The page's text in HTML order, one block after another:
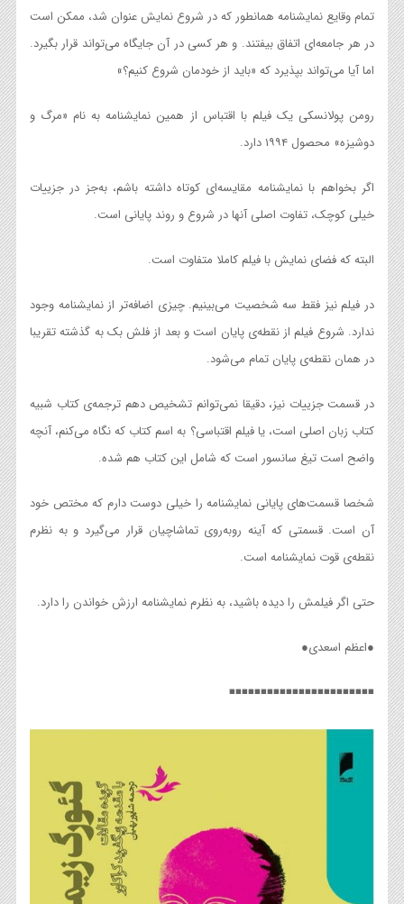
تمام وقایع نمایشنامه همانطور که در شروع نمایش عنوان شد، ممکن است
در هر جامعه‌ای اتفاق بیفتند. و هر کسی در آن جایگاه می‌تواند قرار بگیرد.
اما آیا می‌تواند بپذیرد که «باید از خودمان شروع کنیم؟»
رومن پولانسکی یک فیلم با اقتباس از همین نمایشنامه به نام «مرگ و
دوشیزه» محصول ۱۹۹۴ دارد.
اگر بخواهم با نمایشنامه مقایسه‌ای کوتاه داشته باشم، به‌جز در جزییات
خیلی کوچک، تفاوت اصلی آنها در شروع و روند پایانی است.
البته که فضای نمایش با فیلم کاملا متفاوت است.
در فیلم نیز فقط سه شخصیت می‌بینیم. چیزی اضافه‌تر از نمایشنامه وجود
ندارد. شروع فیلم از نقطه‌ی پایان است و بعد از فلش بک به گذشته تقریبا
در همان نقطه‌ی پایان تمام می‌شود.
در قسمت جزییات نیز، دقیقا نمی‌توانم تشخیص دهم ترجمه‌ی کتاب شبیه
کتاب زبان اصلی است، یا فیلم اقتباسی؟ به اسم کتاب که نگاه می‌کنم، آنچه
واضح است تیغ سانسور است که شامل این کتاب هم شده.
شخصا قسمت‌های پایانی نمایشنامه را خیلی دوست دارم که مختص خود
آن است. قسمتی که آینه روبه‌روی تماشاچیان قرار می‌گیرد و به نظرم
نقطه‌ی قوت نمایشنامه است.
حتی اگر فیلمش را دیده‌ باشید، به نظرم نمایشنامه ارزش خواندن را دارد.
●اعظم اسعدی●
◾️◾️◾️◾️◾️◾️◾️◾️◾️◾️◾️◾️◾️◾️◾️◾️◾️◾️◾️◾️◾️◾️◾️